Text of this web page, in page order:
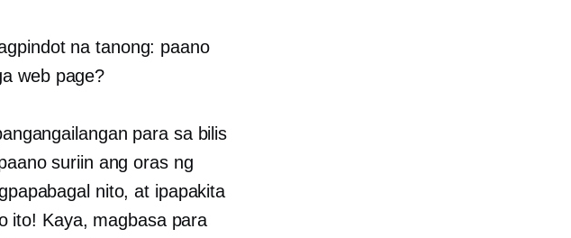
na tanong: paano
web page?
para sa bilis
suriin ang oras ng
nito, at ipapakita
ito! Kaya, magbasa para